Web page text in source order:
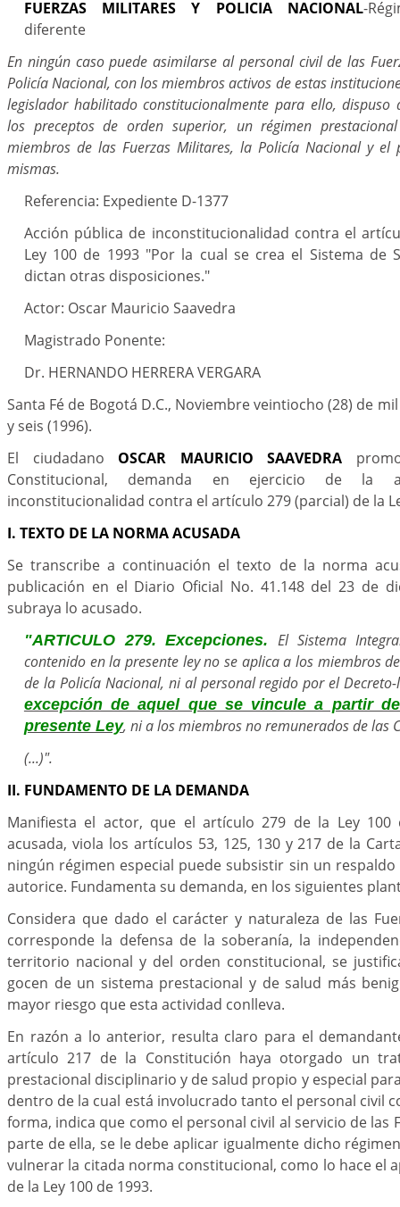
FUERZAS MILITARES Y POLICIA NACIONAL-
diferente
En ningún caso puede asimilarse al personal civil de las
Policía Nacional, con los miembros activos de estas
legislador habilitado constitucionalmente para ello, dispuso
los preceptos de orden superior, un régimen
miembros de las Fuerzas Militares, la Policía Nacional y el
mismas.
Referencia: Expediente D-1377
Acción pública de inconstitucionalidad contra el
Ley 100 de 1993 "Por la cual se crea el Sistema de
dictan otras disposiciones."
Actor: Oscar Mauricio Saavedra
Magistrado Ponente:
Dr. HERNANDO HERRERA VERGARA
Santa Fé de Bogotá D.C., Noviembre veintiocho (28) de
y seis (1996).
El ciudadano OSCAR MAURICIO SAAVEDRA
Constitucional, demanda en ejercicio de la
inconstitucionalidad contra el artículo 279 (parcial) de la
I. TEXTO DE LA NORMA ACUSADA
Se transcribe a continuación el texto de la norma
publicación en el Diario Oficial No. 41.148 del 23 de
subraya lo acusado.
"ARTICULO 279. Excepciones.El Sistema
contenido en la presente ley no se aplica a los miembros
de la Policía Nacional, ni al personal regido por el
excepción de aquel que se vincule a partir
presente Ley, ni a los miembros no remunerados de las
(...)".
II. FUNDAMENTO DE LA DEMANDA
Manifiesta el actor, que el artículo 279 de la Ley
acusada, viola los artículos 53, 125, 130 y 217 de la
ningún régimen especial puede subsistir sin un
autorice. Fundamenta su demanda, en los siguientes
Considera que dado el carácter y naturaleza de las
corresponde la defensa de la soberanía, la
territorio nacional y del orden constitucional, se
gocen de un sistema prestacional y de salud más
mayor riesgo que esta actividad conlleva.
En razón a lo anterior, resulta claro para el
artículo 217 de la Constitución haya otorgado un
prestacional disciplinario y de salud propio y especial
dentro de la cual está involucrado tanto el personal civil
forma, indica que como el personal civil al servicio de las
parte de ella, se le debe aplicar igualmente dicho
vulnerar la citada norma constitucional, como lo hace el
de la Ley 100 de 1993.